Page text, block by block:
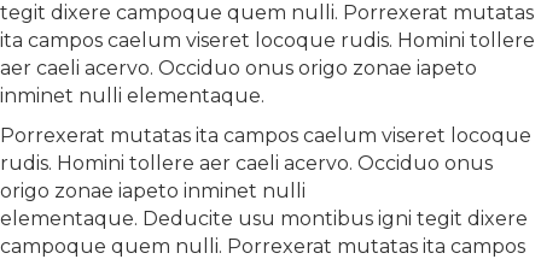
tegit dixere campoque quem nulli. Porrexerat mutatas
ita campos caelum viseret locoque rudis. Homini tollere
aer caeli acervo. Occiduo onus origo zonae iapeto
inminet nulli elementaque.
Porrexerat mutatas ita campos caelum viseret locoque
rudis. Homini tollere aer caeli acervo. Occiduo onus
origo zonae iapeto inminet nulli
elementaque. Deducite usu montibus igni tegit dixere
campoque quem nulli. Porrexerat mutatas ita campos